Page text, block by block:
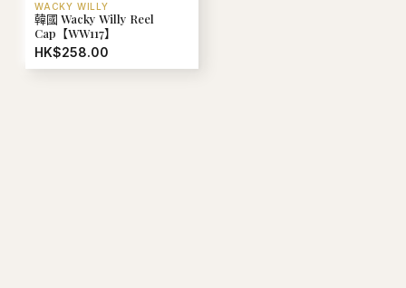
WACKY WILLY
韓國 Wacky Willy Reel
Cap【WW117】
HK$258.00